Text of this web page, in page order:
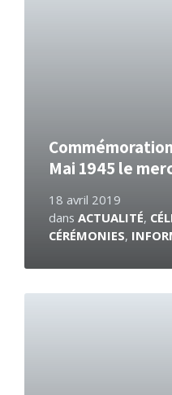
Mai 1945 le
18 avril 2019
dans ACTUALITÉ,
CÉRÉMONIES,
En